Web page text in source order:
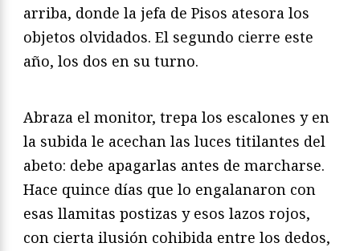
arriba, donde la jefa de Pisos atesora los
objetos olvidados. El segundo cierre este
año, los dos en su turno.
Abraza el monitor, trepa los escalones y en
la subida le acechan las luces titilantes del
abeto: debe apagarlas antes de marcharse.
Hace quince días que lo engalanaron con
esas llamitas postizas y esos lazos rojos,
con cierta ilusión cohibida entre los dedos,